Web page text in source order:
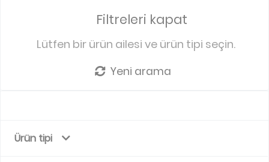
Filtreleri kapat
Lütfen bir ürün ailesi ve ürün tipi seçin.
Yeni arama
Ürün tipi